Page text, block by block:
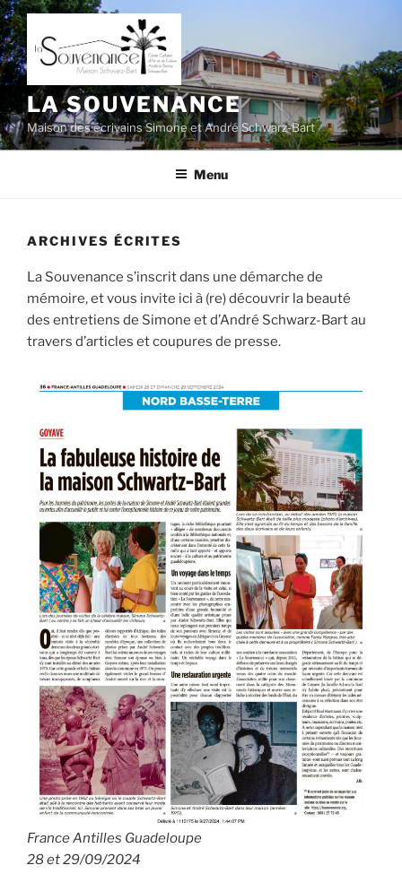
Aller
au
contenu
principal
LA SOUVENANCE
Maison des écrivains Simone et André Schwarz-Bart
Menu
ARCHIVES ÉCRITES
La Souvenance s’inscrit dans une démarche de
mémoire, et vous invite ici à (re) découvrir la beauté
des entretiens de Simone et d’André Schwarz-Bart au
travers d’articles et coupures de presse.
France Antilles Guadeloupe
28 et 29/09/2024